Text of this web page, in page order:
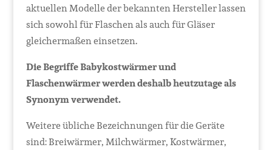
aktuellen Modelle der bekannten Hersteller lassen
sich sowohl für Flaschen als auch für Gläser
gleichermaßen einsetzen.
Die Begriffe Babykostwärmer und
Flaschenwärmer werden deshalb heutzutage als
Synonym verwendet.
Weitere übliche Bezeichnungen für die Geräte
sind: Breiwärmer, Milchwärmer, Kostwärmer,